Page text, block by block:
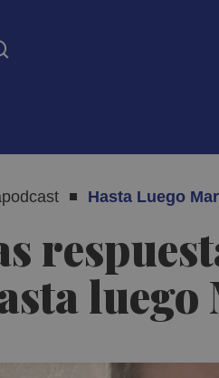
Hasta Luego